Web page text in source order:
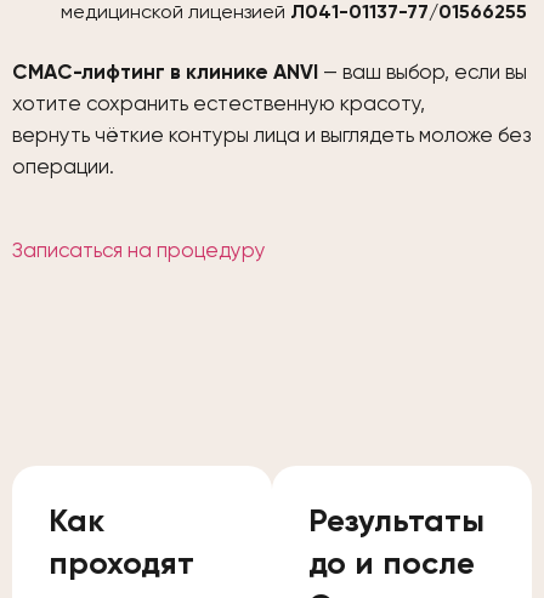
медицинской лицензией Л041-01137-77/01566255
СМАС-лифтинг в клинике ANVI — ваш выбор, если вы
хотите сохранить естественную красоту,
вернуть чёткие контуры лица и выглядеть моложе без
операции.
Записаться на процедуру
Как
проходят
Результаты
до и после